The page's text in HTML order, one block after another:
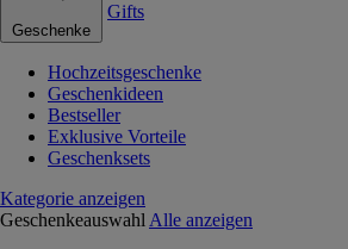
Geschenke
Gifts
Hochzeitsgeschenke
Geschenkideen
Bestseller
Exklusive Vorteile
Geschenksets
Kategorie anzeigen
Geschenkeauswahl Alle anzeigen